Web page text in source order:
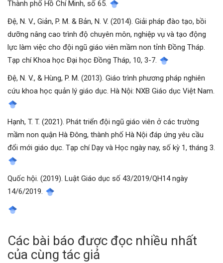
Thành phố Hồ Chí Minh, số 65.
Đệ, N. V., Giản, P. M. & Bản, N. V. (2014). Giải pháp đào tạo, bồi
dưỡng nâng cao trình độ chuyên môn, nghiệp vụ và tạo động
lực làm việc cho đội ngũ giáo viên mầm non tỉnh Đồng Tháp.
Tạp chí Khoa học Đại học Đồng Tháp, 10, 3-7.
Đệ, N. V., & Hùng, P. M. (2013). Giáo trình phương pháp nghiên
cứu khoa học quản lý giáo dục. Hà Nội: NXB Giáo dục Việt Nam.
Hạnh, T. T. (2021). Phát triển đội ngũ giáo viên ở các trường
mầm non quận Hà Đông, thành phố Hà Nội đáp ứng yêu cầu
đổi mới giáo dục. Tạp chí Dạy và Học ngày nay, số kỳ 1, tháng 3.
Quốc hội. (2019). Luật Giáo dục số 43/2019/QH14 ngày
14/6/2019.
Các bài báo được đọc nhiều nhất
của cùng tác giả